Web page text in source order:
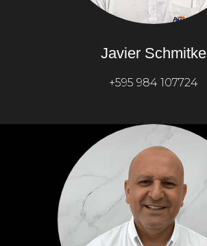
Javier Schmitke
+595 984 107724